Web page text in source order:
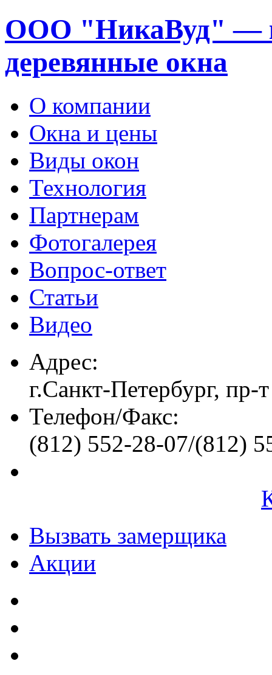
ООО "НикаВуд" —
деревянные окна
О компании
Окна и цены
Виды окон
Технология
Партнерам
Фотогалерея
Вопрос-ответ
Статьи
Видео
Адрес:
г.Санкт-Петербург, пр-
Телефон/Факс:
(812) 552-28-07/(812)
Вызвать замерщика
Акции